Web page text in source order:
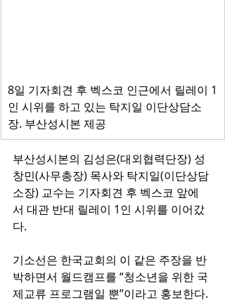
8일 기자회견 후 벡스코 인근에서 릴레이 1
인 시위를 하고 있는 탁지일 이단상담소
장. 부산성시본 제공
부산성시본의 김성은(대외협력단장) 성
창민(사무총장) 목사와 탁지일(이단상담
소장) 교수는 기자회견 후 벡스코 앞에
서 대관 반대 릴레이 1인 시위를 이어갔
다.
기소선은 한국교회의 이 같은 주장을 반
박하면서 월드캠프를 “청소년을 위한 국
제교류 프로그램일 뿐”이라고 홍보한다.